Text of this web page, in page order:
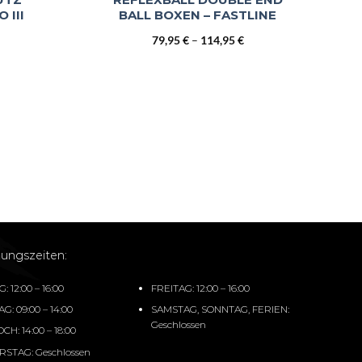
III
BALL BOXEN – FASTLINE
79,95€ – 114,95€Preisspanne:
12:00 – 16:00
09:00 – 14:00
14:00 – 18:00
Geschlossen
FREITAG: 12:00 – 16:00
SAMSTAG, SONNTAG, FERIEN:
Geschlossen